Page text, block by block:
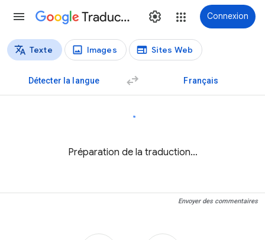
Traduction Connexion
Types de traductions
Texte Images Sites Web
Détecter la langue Français
Préparation de la traduction…
Envoyer des commentaires